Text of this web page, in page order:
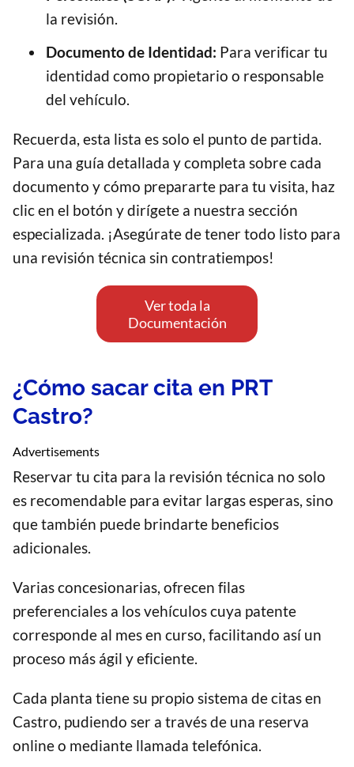
la revisión.
Documento de Identidad: Para verificar tu
identidad como propietario o responsable
del vehículo.
Recuerda, esta lista es solo el punto de partida.
Para una guía detallada y completa sobre cada
documento y cómo prepararte para tu visita, haz
clic en el botón y dirígete a nuestra sección
especializada. ¡Asegúrate de tener todo listo para
una revisión técnica sin contratiempos!
Ver toda la
Documentación
¿Cómo sacar cita en PRT
Castro?
Advertisements
Reservar tu cita para la revisión técnica no solo
es recomendable para evitar largas esperas, sino
que también puede brindarte beneficios
adicionales.
Varias concesionarias, ofrecen filas
preferenciales a los vehículos cuya patente
corresponde al mes en curso, facilitando así un
proceso más ágil y eficiente.
Cada planta tiene su propio sistema de citas en
Castro, pudiendo ser a través de una reserva
online o mediante llamada telefónica.